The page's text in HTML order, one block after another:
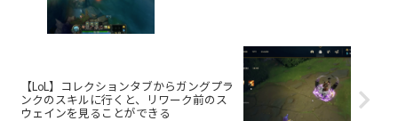
【LoL】コレクションタブからガングプラ
ンクのスキルに行くと、リワーク前のス
ウェインを見ることができる